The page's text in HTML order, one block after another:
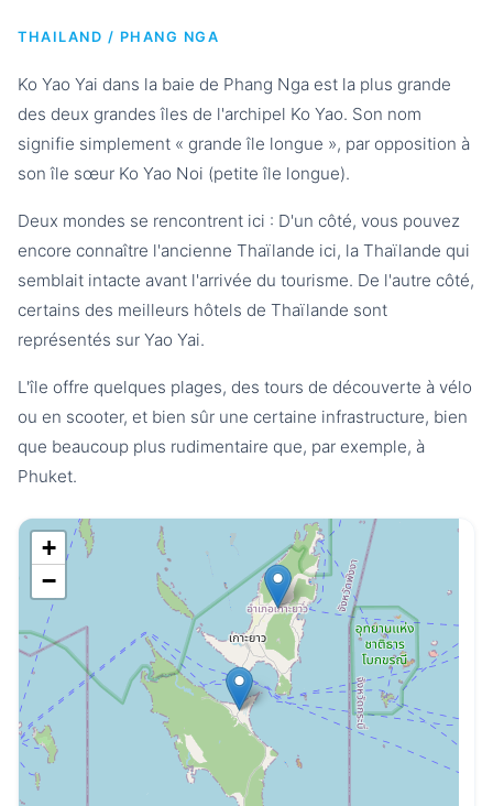
THAILAND / PHANG NGA
Ko Yao Yai dans la baie de Phang Nga est la plus grande
des deux grandes îles de l'archipel Ko Yao. Son nom
signifie simplement « grande île longue », par opposition à
son île sœur Ko Yao Noi (petite île longue).
Deux mondes se rencontrent ici : D'un côté, vous pouvez
encore connaître l'ancienne Thaïlande ici, la Thaïlande qui
semblait intacte avant l'arrivée du tourisme. De l'autre côté,
certains des meilleurs hôtels de Thaïlande sont
représentés sur Yao Yai.
L'île offre quelques plages, des tours de découverte à vélo
ou en scooter, et bien sûr une certaine infrastructure, bien
que beaucoup plus rudimentaire que, par exemple, à
Phuket.
+
−